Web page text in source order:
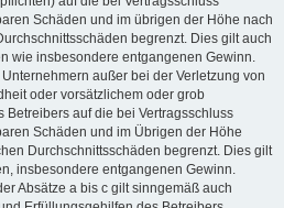
Schäden und im übrigen der Höhe nach
begrenzt. Dies gilt auch
wie insbesondere entgangenen Gewinn.
außer bei der Verletzung von
oder vorsätzlichem oder grob
Betreibers auf die bei Vertragsschluss
Schäden und im Übrigen der Höhe
Durchschnittsschäden begrenzt. Dies gilt
insbesondere entgangenen Gewinn.
Absätze a bis c gilt sinngemäß auch